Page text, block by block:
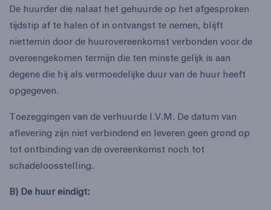
De huurder die nalaat het gehuurde op het afgesproken
tijdstip af te halen of in ontvangst te nemen, blijft
niettemin door de huurovereenkomst verbonden voor de
overeengekomen termijn die ten minste gelijk is aan
degene die hij als vermoedelijke duur van de huur heeft
opgegeven.
Toezeggingen van de verhuurde I.V.M. De datum van
aflevering zijn niet verbindend en leveren geen grond op
tot ontbinding van de overeenkomst noch tot
schadeloosstelling.
B) De huur eindigt: